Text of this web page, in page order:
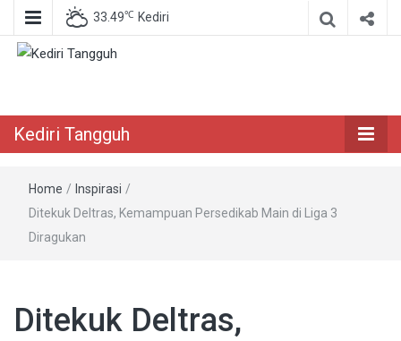
33.49℃ Kediri
Kediri Tangguh
Home / Inspirasi /
Ditekuk Deltras, Kemampuan Persedikab Main di Liga 3
Diragukan
Ditekuk Deltras,